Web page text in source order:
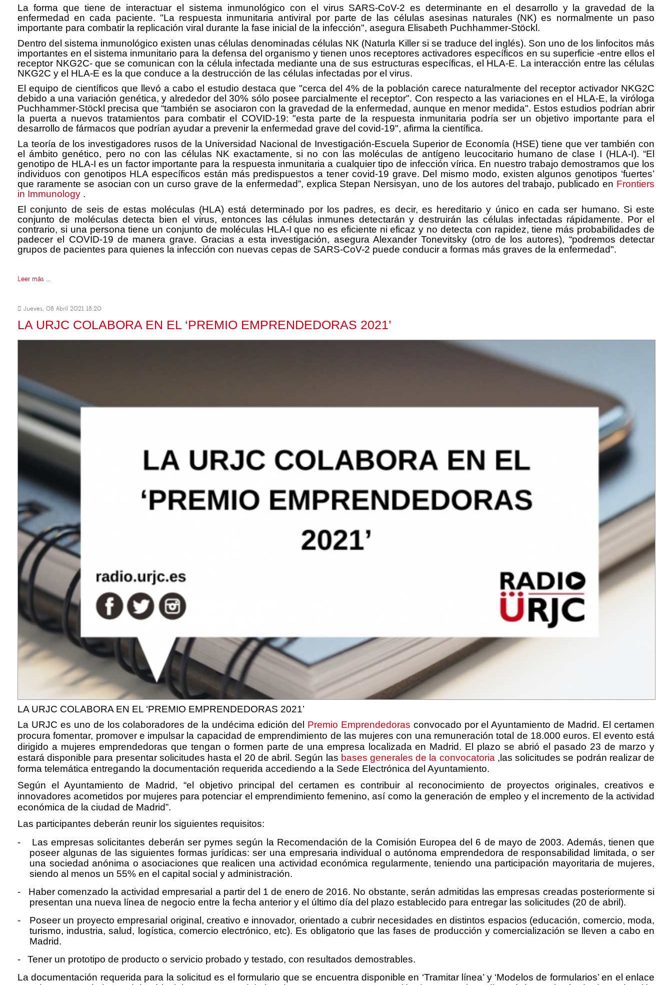
La forma que tiene de interactuar el sistema inmunológico con el virus SARS-CoV-2 es determinante en el desarrollo y la gravedad de la
enfermedad en cada paciente. "La respuesta inmunitaria antiviral por parte de las células asesinas naturales (NK) es normalmente un paso
importante para combatir la replicación viral durante la fase inicial de la infección", asegura Elisabeth Puchhammer-Stöckl.
Dentro del sistema inmunológico existen unas células denominadas células NK (Naturla Killer si se traduce del inglés). Son uno de los linfocitos más
importantes en el sistema inmunitario para la defensa del organismo y tienen unos receptores activadores específicos en su superficie -entre ellos el
receptor NKG2C- que se comunican con la célula infectada mediante una de sus estructuras específicas, el HLA-E. La interacción entre las células
NKG2C y el HLA-E es la que conduce a la destrucción de las células infectadas por el virus.
El equipo de científicos que llevó a cabo el estudio destaca que "cerca del 4% de la población carece naturalmente del receptor activador NKG2C
debido a una variación genética, y alrededor del 30% sólo posee parcialmente el receptor". Con respecto a las variaciones en el HLA-E, la viróloga
Puchhammer-Stöckl precisa que “también se asociaron con la gravedad de la enfermedad, aunque en menor medida". Estos estudios podrían abrir
la puerta a nuevos tratamientos para combatir el COVID-19: "esta parte de la respuesta inmunitaria podría ser un objetivo importante para el
desarrollo de fármacos que podrían ayudar a prevenir la enfermedad grave del covid-19", afirma la científica.
La teoría de los investigadores rusos de la Universidad Nacional de Investigación-Escuela Superior de Economía (HSE) tiene que ver también con
el ámbito genético, pero no con las células NK exactamente, si no con las moléculas de antígeno leucocitario humano de clase I (HLA-I). “El
genotipo de HLA-I es un factor importante para la respuesta inmunitaria a cualquier tipo de infección vírica. En nuestro trabajo demostramos que los
individuos con genotipos HLA específicos están más predispuestos a tener covid-19 grave. Del mismo modo, existen algunos genotipos ‘fuertes’
que raramente se asocian con un curso grave de la enfermedad”, explica Stepan Nersisyan, uno de los autores del trabajo, publicado en Frontiers
in Immunology .
El conjunto de seis de estas moléculas (HLA) está determinado por los padres, es decir, es hereditario y único en cada ser humano. Si este
conjunto de moléculas detecta bien el virus, entonces las células inmunes detectarán y destruirán las células infectadas rápidamente. Por el
contrario, si una persona tiene un conjunto de moléculas HLA-I que no es eficiente ni eficaz y no detecta con rapidez, tiene más probabilidades de
padecer el COVID-19 de manera grave. Gracias a esta investigación, asegura Alexander Tonevitsky (otro de los autores), “podremos detectar
grupos de pacientes para quienes la infección con nuevas cepas de SARS-CoV-2 puede conducir a formas más graves de la enfermedad".
Leer más ...
Jueves, 08 Abril 2021 18:20
LA URJC COLABORA EN EL ‘PREMIO EMPRENDEDORAS 2021’
LA URJC COLABORA EN EL ‘PREMIO EMPRENDEDORAS 2021’
La URJC es uno de los colaboradores de la undécima edición del Premio Emprendedoras convocado por el Ayuntamiento de Madrid. El certamen
procura fomentar, promover e impulsar la capacidad de emprendimiento de las mujeres con una remuneración total de 18.000 euros. El evento está
dirigido a mujeres emprendedoras que tengan o formen parte de una empresa localizada en Madrid. El plazo se abrió el pasado 23 de marzo y
estará disponible para presentar solicitudes hasta el 20 de abril. Según las bases generales de la convocatoria , las solicitudes se podrán realizar de
forma telemática entregando la documentación requerida accediendo a la Sede Electrónica del Ayuntamiento.
Según el Ayuntamiento de Madrid, “el objetivo principal del certamen es contribuir al reconocimiento de proyectos originales, creativos e
innovadores acometidos por mujeres para potenciar el emprendimiento femenino, así como la generación de empleo y el incremento de la actividad
económica de la ciudad de Madrid”.
Las participantes deberán reunir los siguientes requisitos:
-
Las empresas solicitantes deberán ser pymes según la Recomendación de la Comisión Europea del 6 de mayo de 2003. Además, tienen que
poseer algunas de las siguientes formas jurídicas: ser una empresaria individual o autónoma emprendedora de responsabilidad limitada, o ser
una sociedad anónima o asociaciones que realicen una actividad económica regularmente, teniendo una participación mayoritaria de mujeres,
siendo al menos un 55% en el capital social y administración.
-
Haber comenzado la actividad empresarial a partir del 1 de enero de 2016. No obstante, serán admitidas las empresas creadas posteriormente si
presentan una nueva línea de negocio entre la fecha anterior y el último día del plazo establecido para entregar las solicitudes (20 de abril).
-
Poseer un proyecto empresarial original, creativo e innovador, orientado a cubrir necesidades en distintos espacios (educación, comercio, moda,
turismo, industria, salud, logística, comercio electrónico, etc). Es obligatorio que las fases de producción y comercialización se lleven a cabo en
Madrid.
-
Tener un prototipo de producto o servicio probado y testado, con resultados demostrables.
La documentación requerida para la solicitud es el formulario que se encuentra disponible en ‘Tramitar línea’ y ‘Modelos de formularios’ en el enlace